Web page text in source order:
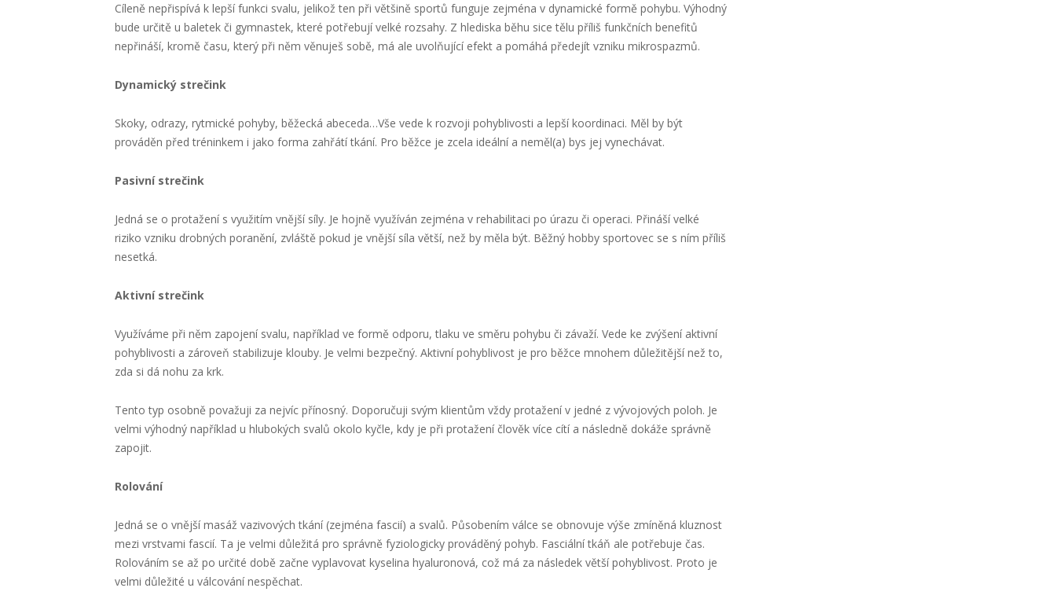
Cíleně nepřispívá k lepší funkci svalu, jelikož ten při většině sportů funguje zejména v dynamické formě pohybu. Výhodný
bude určitě u baletek či gymnastek, které potřebují velké rozsahy. Z hlediska běhu sice tělu příliš funkčních benefitů
nepřináší, kromě času, který při něm věnuješ sobě, má ale uvolňující efekt a pomáhá předejít vzniku mikrospazmů.
Dynamický strečink
Skoky, odrazy, rytmické pohyby, běžecká abeceda…Vše vede k rozvoji pohyblivosti a lepší koordinaci. Měl by být
prováděn před tréninkem i jako forma zahřátí tkání. Pro běžce je zcela ideální a neměl(a) bys jej vynechávat.
Pasivní strečink
Jedná se o protažení s využitím vnější síly. Je hojně využíván zejména v rehabilitaci po úrazu či operaci. Přináší velké
riziko vzniku drobných poranění, zvláště pokud je vnější síla větší, než by měla být. Běžný hobby sportovec se s ním příliš
nesetká.
Aktivní strečink
Využíváme při něm zapojení svalu, například ve formě odporu, tlaku ve směru pohybu či závaží. Vede ke zvýšení aktivní
pohyblivosti a zároveň stabilizuje klouby. Je velmi bezpečný. Aktivní pohyblivost je pro běžce mnohem důležitější než to,
zda si dá nohu za krk.
Tento typ osobně považuji za nejvíc přínosný. Doporučuji svým klientům vždy protažení v jedné z vývojových poloh. Je
velmi výhodný například u hlubokých svalů okolo kyčle, kdy je při protažení člověk více cítí a následně dokáže správně
zapojit.
Rolování
Jedná se o vnější masáž vazivových tkání (zejména fascií) a svalů. Působením válce se obnovuje výše zmíněná kluznost
mezi vrstvami fascií. Ta je velmi důležitá pro správně fyziologicky prováděný pohyb. Fasciální tkáň ale potřebuje čas.
Rolováním se až po určité době začne vyplavovat kyselina hyaluronová, což má za následek větší pohyblivost. Proto je
velmi důležité u válcování nespěchat.